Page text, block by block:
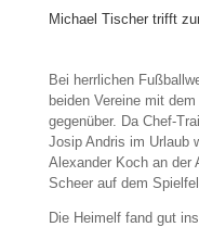
Michael Tischer trifft
Bei herrlichen
beiden Vereine mit
gegenüber. Da Chef-
Josip Andris im Urlaub
Alexander Koch an der
Scheer auf dem
Die Heimelf fand gut